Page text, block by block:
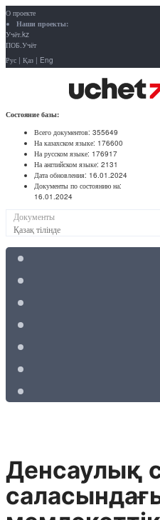
О проекте
Наши проекты:
Учёт.kz
ПОБ.Учёт
Рус | Қаз | Eng
Состояние базы:
Всего документов: 355649
На казахском языке: 176600
На русском языке: 176917
На английском языке: 2131
Дата обновления: 16.01.2024
Документы по состоянию на:
16.01.2024
Документы
Қазақ тілінде
Денсаулық